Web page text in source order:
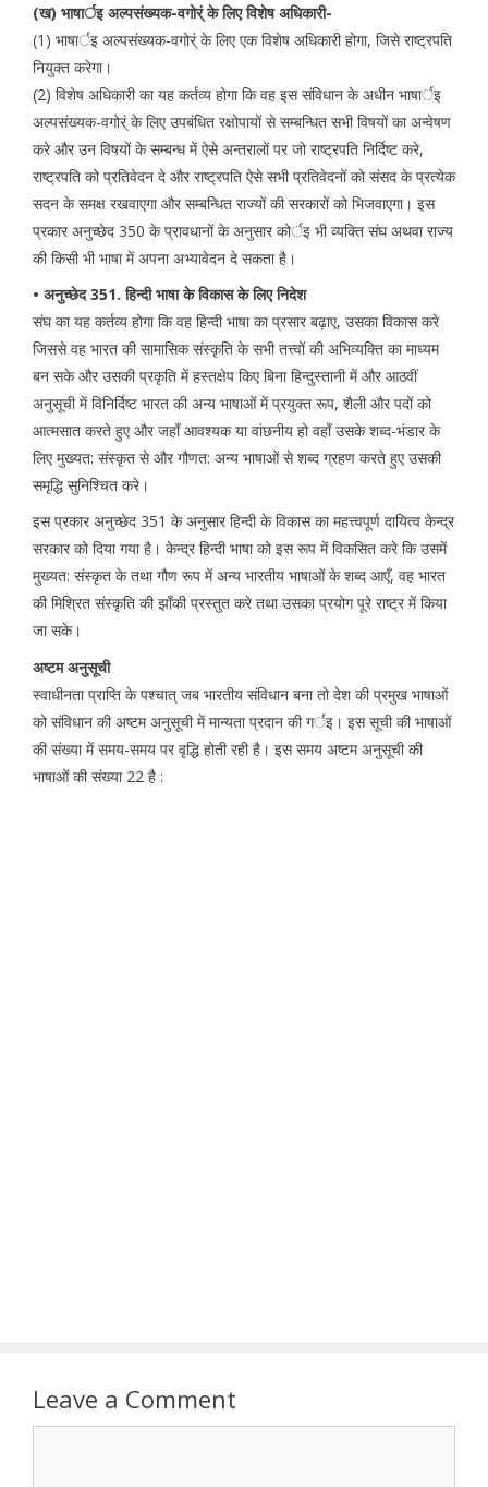
(ख) भाषार्इ अल्पसंख्यक-वगोर्ं के लिए विशेष अधिकारी-
(1) भाषार्इ अल्पसंख्यक-वगोर्ं के लिए एक विशेष अधिकारी होगा, जिसे राष्ट्रपति
नियुक्त करेगा।
(2) विशेष अधिकारी का यह कर्तव्य होगा कि वह इस संविधान के अधीन भाषार्इ
अल्पसंख्यक-वगोर्ं के लिए उपबंधित रक्षोपायों से सम्बन्धित सभी विषयों का अन्वेषण
करे और उन विषयों के सम्बन्ध में ऐसे अन्तरालों पर जो राष्ट्रपति निर्दिष्ट करे,
राष्ट्रपति को प्रतिवेदन दे और राष्ट्रपति ऐसे सभी प्रतिवेदनों को संसद के प्रत्येक
सदन के समक्ष रखवाएगा और सम्बन्धित राज्यों की सरकारों को भिजवाएगा। इस
प्रकार अनुच्छेद 350 के प्रावधानों के अनुसार कोर्इ भी व्यक्ति संघ अथवा राज्य
की किसी भी भाषा में अपना अभ्यावेदन दे सकता है।
• अनुच्छेद 351. हिन्दी भाषा के विकास के लिए निदेश
संघ का यह कर्तव्य होगा कि वह हिन्दी भाषा का प्रसार बढ़ाए, उसका विकास करे
जिससे वह भारत की सामासिक संस्कृति के सभी तत्त्वों की अभिव्यक्ति का माध्यम
बन सके और उसकी प्रकृति में हस्तक्षेप किए बिना हिन्दुस्तानी में और आठवीं
अनुसूची में विनिर्दिष्ट भारत की अन्य भाषाओं में प्रयुक्त रूप, शैली और पदों को
आत्मसात करते हुए और जहाँ आवश्यक या वांछनीय हो वहाँ उसके शब्द-भंडार के
लिए मुख्यत: संस्कृत से और गौणत: अन्य भाषाओं से शब्द ग्रहण करते हुए उसकी
समृद्धि सुनिश्चित करे।
इस प्रकार अनुच्छेद 351 के अनुसार हिन्दी के विकास का महत्त्वपूर्ण दायित्व केन्द्र
सरकार को दिया गया है। केन्द्र हिन्दी भाषा को इस रूप में विकसित करे कि उसमें
मुख्यत: संस्कृत के तथा गौण रूप में अन्य भारतीय भाषाओं के शब्द आएँ, वह भारत
की मिश्रित संस्कृति की झाँकी प्रस्तुत करे तथा उसका प्रयोग पूरे राष्ट्र में किया
जा सके।
अष्टम अनुसूची
स्वाधीनता प्राप्ति के पश्चात् जब भारतीय संविधान बना तो देश की प्रमुख भाषाओं
को संविधान की अष्टम अनुसूची में मान्यता प्रदान की गर्इ। इस सूची की भाषाओं
की संख्या में समय-समय पर वृद्धि होती रही है। इस समय अष्टम अनुसूची की
भाषाओं की संख्या 22 है :
Leave a Comment